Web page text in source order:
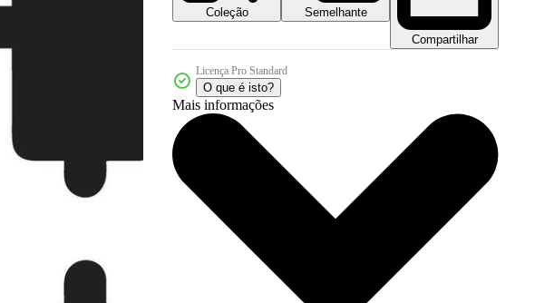
Coleção
Semelhante
Compartilhar
Licença Pro Standard
O que é isto?
Mais informações